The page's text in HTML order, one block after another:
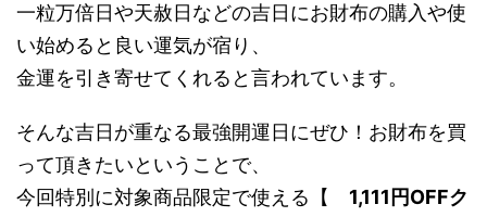
一粒万倍日や天赦日などの吉日にお財布の購入や使
い始めると良い運気が宿り、
金運を引き寄せてくれると言われています。
そんな吉日が重なる最強開運日にぜひ！お財布を買
って頂きたいということで、
今回特別に対象商品限定で使える【 1,111円OFFク